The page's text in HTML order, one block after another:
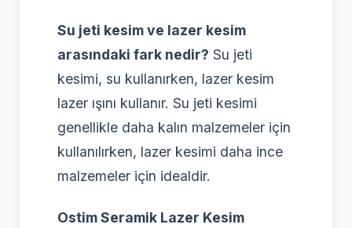
Su jeti kesim ve lazer kesim
arasındaki fark nedir? Su jeti
kesimi, su kullanırken, lazer kesim
lazer ışını kullanır. Su jeti kesimi
genellikle daha kalın malzemeler için
kullanılırken, lazer kesimi daha ince
malzemeler için idealdir.
Ostim Seramik Lazer Kesim